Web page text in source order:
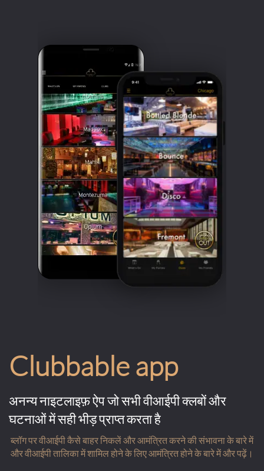
Clubbable app
अनन्य नाइटलाइफ़ ऐप जो सभी वीआईपी क्लबों और
घटनाओं में सही भीड़ प्राप्त करता है
ब्लॉग पर वीआईपी कैसे बाहर निकलें और आमंत्रित करने की संभावना के बारे में
और वीआईपी तालिका में शामिल होने के लिए आमंत्रित होने के बारे में और पढ़ें।